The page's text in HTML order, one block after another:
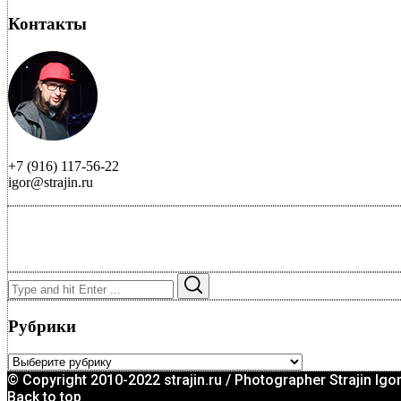
Контакты
+7 (916) 117-56-22
igor@strajin.ru
Search
for:
Рубрики
Рубрики
© Copyright 2010-2022 strajin.ru / Photographer Strajin Igor
Back to top